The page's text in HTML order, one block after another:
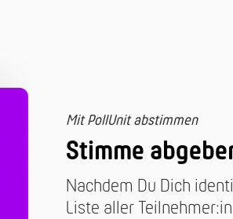
Mit PollUnit abstimmen
Stimme
Nachdem Du Dich
Liste aller